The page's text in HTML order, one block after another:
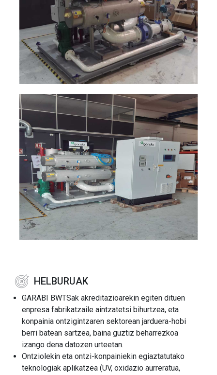
HELBURUAK
GARABI BWTSak akreditazioarekin egiten dituen
enpresa fabrikatzaile aintzatetsi bihurtzea, eta
konpainia ontzigintzaren sektorean jarduera-hobi
berri batean sartzea, baina guztiz beharrezkoa
izango dena datozen urteetan.
Ontziolekin eta ontzi-konpainiekin egiaztatutako
teknologiak aplikatzea (UV, oxidazio aurreratua,